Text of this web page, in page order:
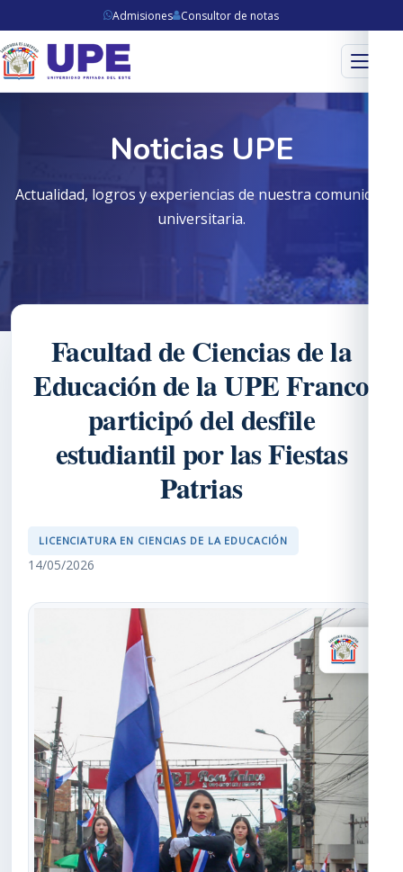
Admisiones Consultor de notas
Menú
Noticias UPE
Actualidad, logros y experiencias de nuestra comunidad
universitaria.
Facultad de Ciencias de la
Educación de la UPE Franco
participó del desfile
estudiantil por las Fiestas
Patrias
LICENCIATURA EN CIENCIAS DE LA EDUCACIÓN
14/05/2026